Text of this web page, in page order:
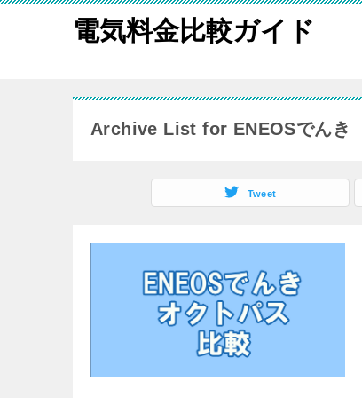
電気料金比較ガイド
Archive List for ENEOSでんき
Tweet